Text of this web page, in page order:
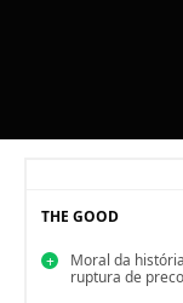
THE GOOD
Moral da
ruptura de